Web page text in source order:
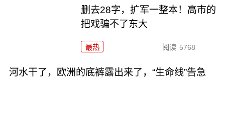
删去28字，扩军一整本！高市的
把戏骗不了东大
最热 阅读 5768
河水干了，欧洲的底裤露出来了，“生命线”告急